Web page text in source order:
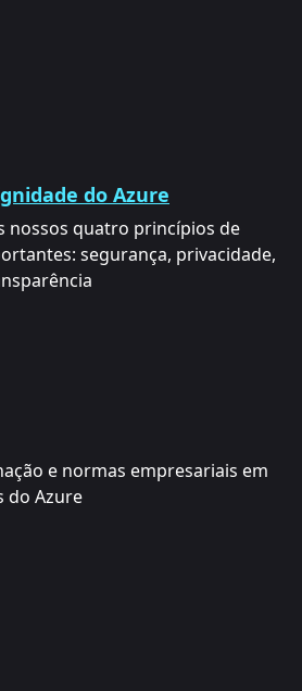
do Azure
nossos quatro princípios de
segurança, privacidade,
e normas empresariais em
do Azure